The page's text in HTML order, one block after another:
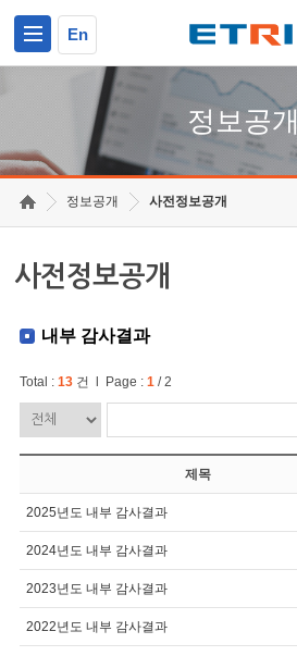
En
정보공개
정보공개 사전정보공개
사전정보공개
내부 감사결과
Total : 13건 l Page : 1/ 2
제목
2025년도 내부 감사결과
2024년도 내부 감사결과
2023년도 내부 감사결과
2022년도 내부 감사결과